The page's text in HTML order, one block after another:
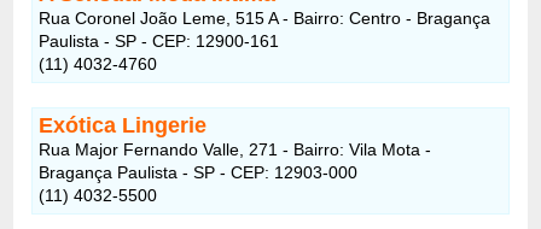
Rua Coronel João Leme, 515 A - Bairro: Centro - Bragança
Paulista - SP - CEP: 12900-161
(11) 4032-4760
Exótica Lingerie
Rua Major Fernando Valle, 271 - Bairro: Vila Mota -
Bragança Paulista - SP - CEP: 12903-000
(11) 4032-5500